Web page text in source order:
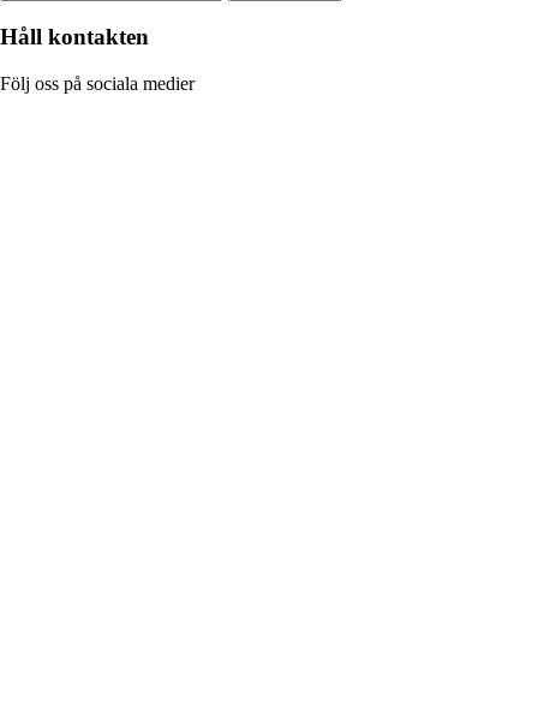
Håll kontakten
Följ oss på sociala medier